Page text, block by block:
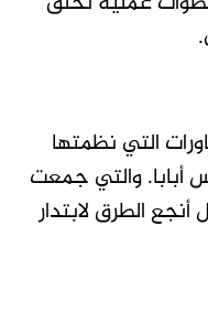
التي نظمتها
أبابا. والتي جمعت
الطرق لابتدار